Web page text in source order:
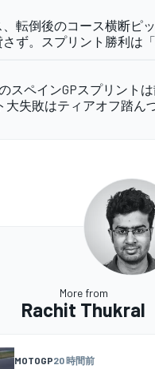
、転倒後のコース横断ピ
ず。スプリント勝利は
スペインGPスプリント
失敗はティアオフ踏ん
More from
Rachit Thukral
MOTOGP20 時間前